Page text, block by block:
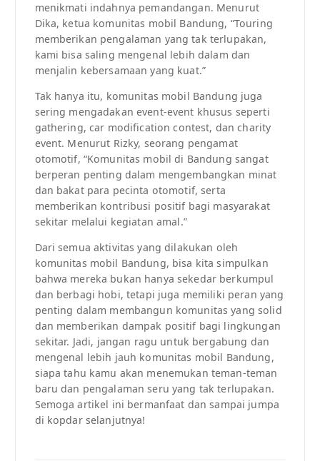
menikmati indahnya pemandangan. Menurut
Dika, ketua komunitas mobil Bandung, “Touring
memberikan pengalaman yang tak terlupakan,
kami bisa saling mengenal lebih dalam dan
menjalin kebersamaan yang kuat.”
Tak hanya itu, komunitas mobil Bandung juga
sering mengadakan event-event khusus seperti
gathering, car modification contest, dan charity
event. Menurut Rizky, seorang pengamat
otomotif, “Komunitas mobil di Bandung sangat
berperan penting dalam mengembangkan minat
dan bakat para pecinta otomotif, serta
memberikan kontribusi positif bagi masyarakat
sekitar melalui kegiatan amal.”
Dari semua aktivitas yang dilakukan oleh
komunitas mobil Bandung, bisa kita simpulkan
bahwa mereka bukan hanya sekedar berkumpul
dan berbagi hobi, tetapi juga memiliki peran yang
penting dalam membangun komunitas yang solid
dan memberikan dampak positif bagi lingkungan
sekitar. Jadi, jangan ragu untuk bergabung dan
mengenal lebih jauh komunitas mobil Bandung,
siapa tahu kamu akan menemukan teman-teman
baru dan pengalaman seru yang tak terlupakan.
Semoga artikel ini bermanfaat dan sampai jumpa
di kopdar selanjutnya!